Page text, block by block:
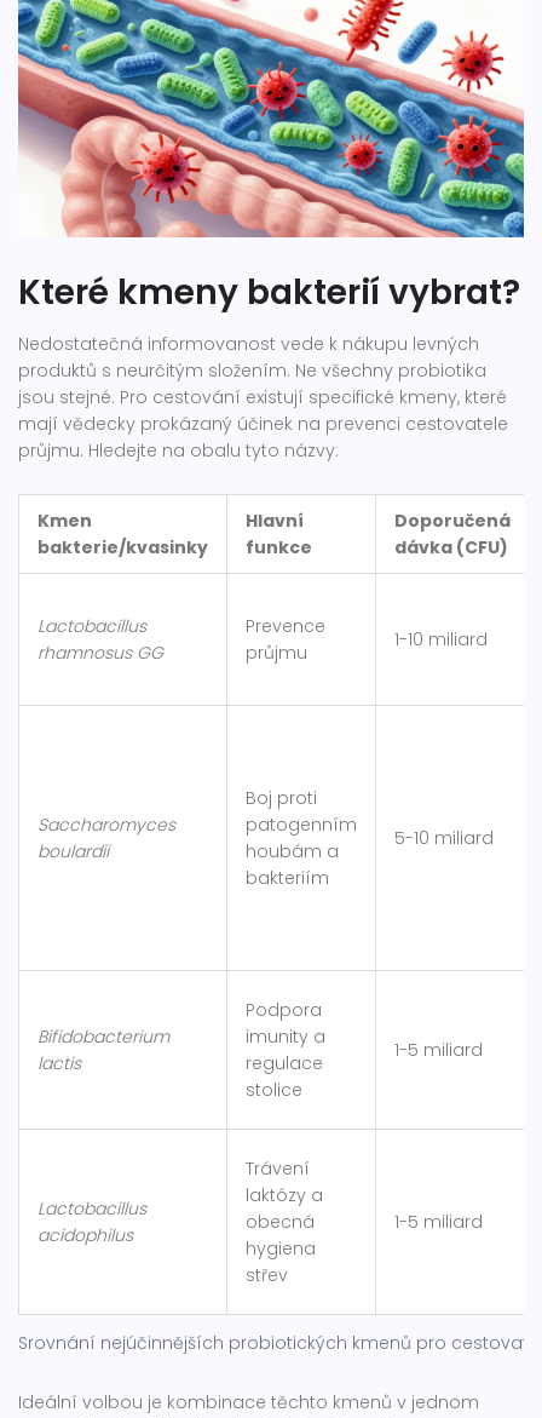
Které kmeny bakterií vybrat?
Nedostatečná informovanost vede k nákupu levných
produktů s neurčitým složením. Ne všechny probiotika
jsou stejné. Pro cestování existují specifické kmeny, které
mají vědecky prokázaný účinek na prevenci cestovatele
průjmu. Hledejte na obalu tyto názvy:
Srovnání nejúčinnějších probiotických kmenů pro
Kmen
bakterie/kvasinky
Hlavní
funkce
Doporučená
dávka (CFU)
Lactobacillus
rhamnosus GG
Prevence
průjmu
1-10 miliard
Saccharomyces
boulardii
Boj proti
patogenním
houbám a
bakteriím
5-10 miliard
Bifidobacterium
lactis
Podpora
imunity a
regulace
stolice
1-5 miliard
Lactobacillus
acidophilus
Trávení
laktózy a
obecná
hygiena
střev
1-5 miliard
Ideální volbou je kombinace těchto kmenů v jednom